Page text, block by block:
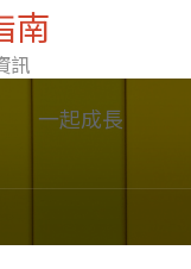
南
訊
Skip
to
一起成長